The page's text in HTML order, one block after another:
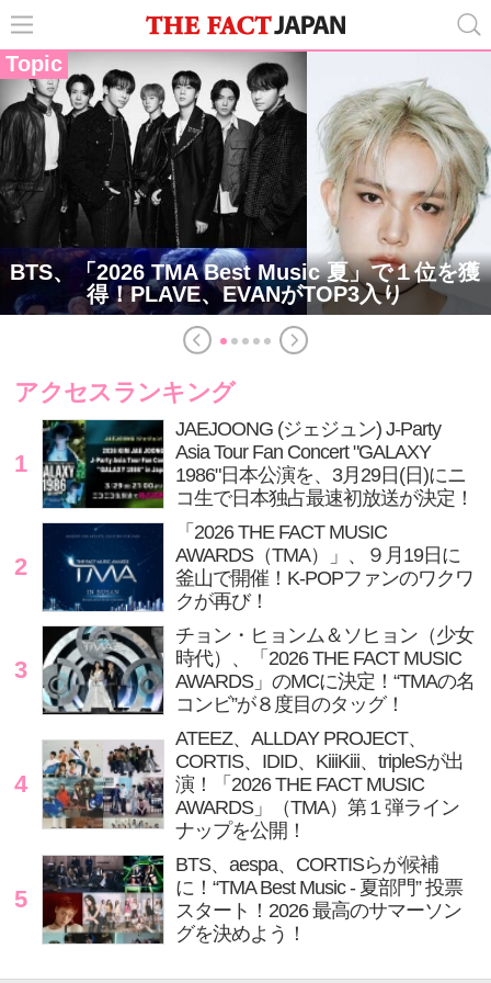
Topic
BTS、「2026 TMA Best Music 夏」で１位を獲
得！PLAVE、EVANがTOP3入り
アクセスランキング
1
JAEJOONG (ジェジュン) J-Party
Asia Tour Fan Concert "GALAXY
1986"日本公演を、3月29日(日)にニ
コ生で日本独占最速初放送が決定！
2
「2026 THE FACT MUSIC
AWARDS（TMA）」、９月19日に
釜山で開催！K-POPファンのワクワ
クが再び！
3
チョン・ヒョンム＆ソヒョン（少女
時代）、「2026 THE FACT MUSIC
AWARDS」のMCに決定！“TMAの名
コンビ”が８度目のタッグ！
4
ATEEZ、ALLDAY PROJECT、
CORTIS、IDID、KiiiKiii、tripleSが出
演！「2026 THE FACT MUSIC
AWARDS」（TMA）第１弾ライン
ナップを公開！
5
BTS、aespa、CORTISらが候補
に！“TMA Best Music - 夏部門” 投票
スタート！2026 最高のサマーソン
グを決めよう！